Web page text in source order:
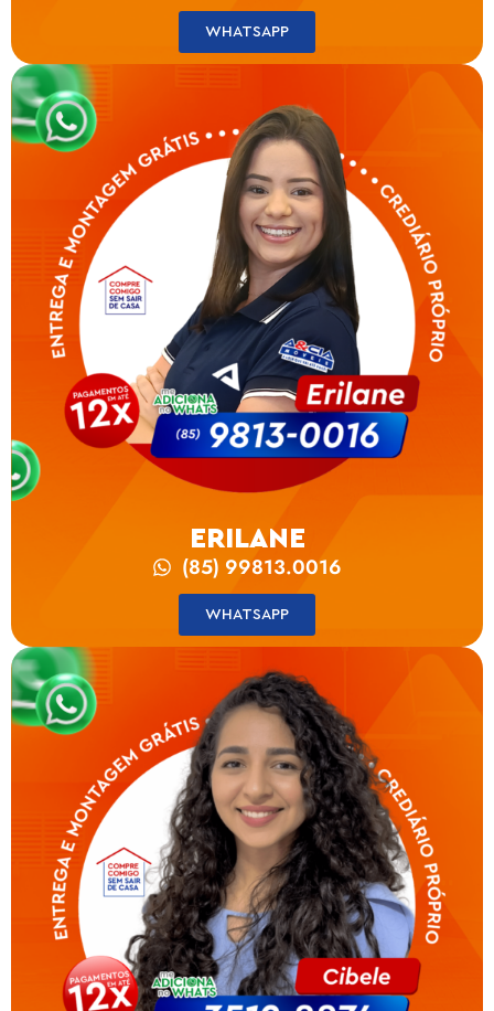
WHATSAPP
ERILANE
(85) 99813.0016
WHATSAPP